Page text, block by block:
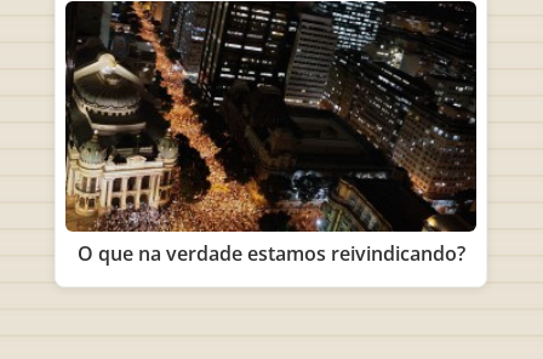
O que na verdade estamos reivindicando?